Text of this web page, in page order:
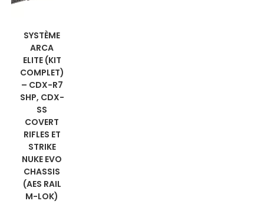
EN
SAVOIR
PLUS
SYSTÈME
ARCA
ELITE (KIT
COMPLET)
– CDX-R7
SHP, CDX-
SS
COVERT
RIFLES ET
STRIKE
NUKE EVO
CHASSIS
(AES RAIL
M-LOK)